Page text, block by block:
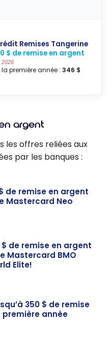
Remises Tangerine
$ de remise en argent
2026
première année : 346 $
argent
les offres reliées aux
par les banques :
de remise en argent
Mastercard Neo
$ de remise en argent
Mastercard BMO
Elite!
350 $ de remise
année